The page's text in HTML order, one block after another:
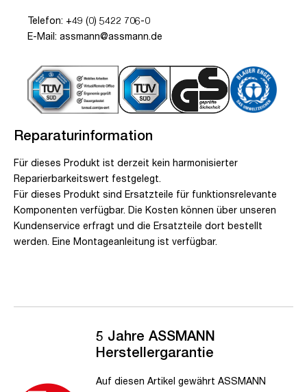
Telefon: +49 (0) 5422 706-0
E-Mail: assmann@assmann.de
Reparaturinformation
Für dieses Produkt ist derzeit kein harmonisierter
Reparierbarkeitswert festgelegt.
Für dieses Produkt sind Ersatzteile für funktionsrelevante
Komponenten verfügbar. Die Kosten können über unseren
Kundenservice erfragt und die Ersatzteile dort bestellt
werden. Eine Montageanleitung ist verfügbar.
5 Jahre ASSMANN
Herstellergarantie
Auf diesen Artikel gewährt ASSMANN